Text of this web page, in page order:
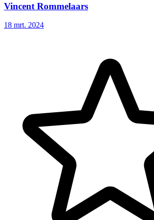
Vincent Rommelaars
18 mrt. 2024